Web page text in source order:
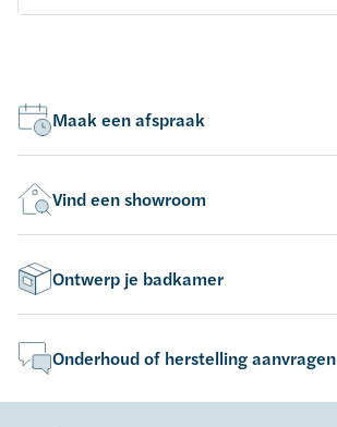
Maak een afspraak
Vind een showroom
Ontwerp je badkamer
Onderhoud of herstelling aanvragen